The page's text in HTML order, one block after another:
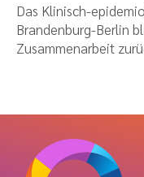
Das Klinisch-
Brandenburg-Berlin
Zusammenarbeit